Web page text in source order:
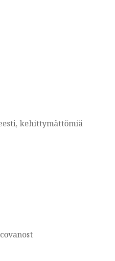
kehittymättömiä